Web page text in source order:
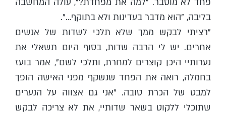
בליבה, "הוא מדבר בעדינות ולא בתוקף…".
"רציתי לבקש ממך שלא תלכי לשדות של אנשים
אחרים. יש לי הרבה שדות, בסוף היום תשאלי את
נערותיי היכן קוצרים למחרת, ותלכי לשם", אמר בועז
בחמלה, רואה את הפחד שנשקף מפני האישה הופך
למבט של הכרת טובה. "אני גם אצווה על הנערים
שתוכלי ללקוט בשאר שדותיי, את לא צריכה לבקש